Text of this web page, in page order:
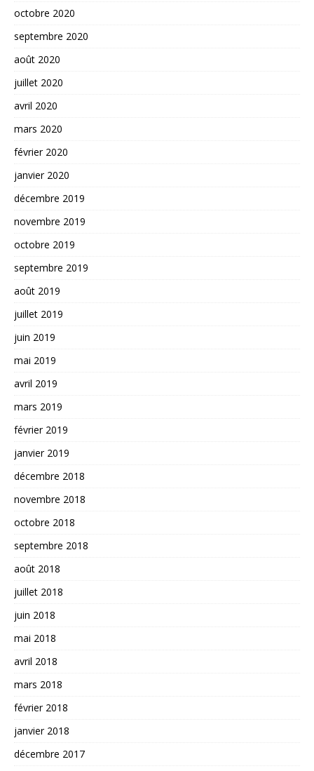
octobre 2020
septembre 2020
août 2020
juillet 2020
avril 2020
mars 2020
février 2020
janvier 2020
décembre 2019
novembre 2019
octobre 2019
septembre 2019
août 2019
juillet 2019
juin 2019
mai 2019
avril 2019
mars 2019
février 2019
janvier 2019
décembre 2018
novembre 2018
octobre 2018
septembre 2018
août 2018
juillet 2018
juin 2018
mai 2018
avril 2018
mars 2018
février 2018
janvier 2018
décembre 2017